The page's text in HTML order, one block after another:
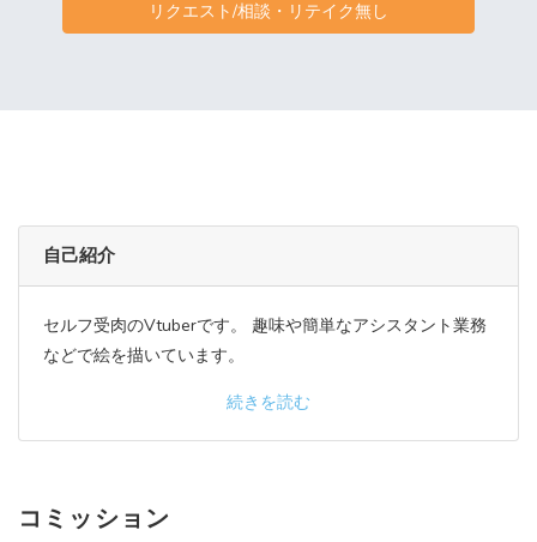
リクエスト/相談・リテイク無し
自己紹介
セルフ受肉のVtuberです。 趣味や簡単なアシスタント業務
などで絵を描いています。
続きを読む
コミッション